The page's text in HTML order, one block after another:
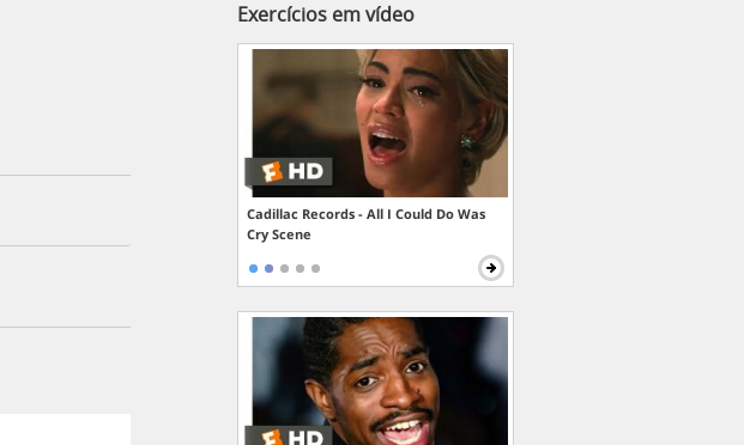
Exercícios em vídeo
Cadillac Records - All I Could Do Was
Cry Scene